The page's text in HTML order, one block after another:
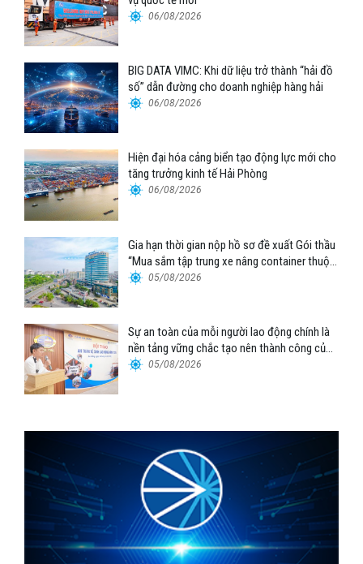
06/08/2026
BIG DATA VIMC: Khi dữ liệu trở thành “hải đồ
số” dẫn đường cho doanh nghiệp hàng hải
06/08/2026
Hiện đại hóa cảng biển tạo động lực mới cho
tăng trưởng kinh tế Hải Phòng
06/08/2026
Gia hạn thời gian nộp hồ sơ đề xuất Gói thầu
“Mua sắm tập trung xe nâng container thuộc
Tổng công ty Hàng hải Việt Nam – CTCP”
05/08/2026
Sự an toàn của mỗi người lao động chính là
nền tảng vững chắc tạo nên thành công của
Cảng Đà Nẵng
05/08/2026